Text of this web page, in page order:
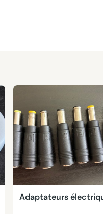
Adaptateurs